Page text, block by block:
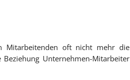
Mitarbeitenden oft nicht mehr die
Unternehmen-Mitarbeiter